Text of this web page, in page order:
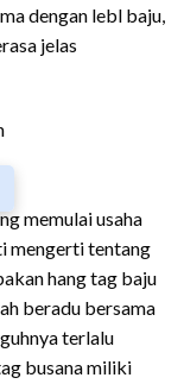
dengan lebl baju,
jelas
memulai usaha
mengerti tentang
hang tag baju
beradu bersama
terlalu
busana miliki